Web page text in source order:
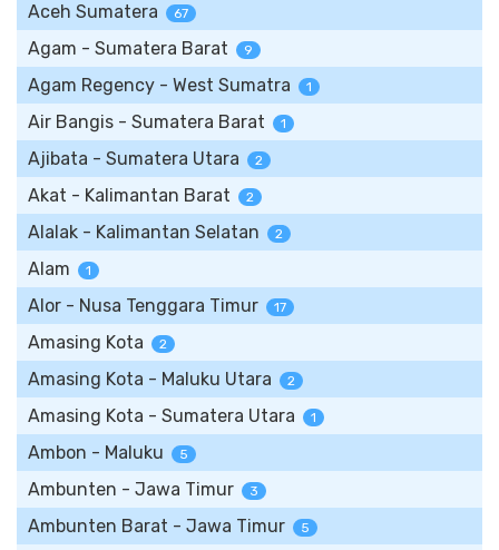
Aceh Sumatera 67
Agam - Sumatera Barat 9
Agam Regency - West Sumatra 1
Air Bangis - Sumatera Barat 1
Ajibata - Sumatera Utara 2
Akat - Kalimantan Barat 2
Alalak - Kalimantan Selatan 2
Alam 1
Alor - Nusa Tenggara Timur 17
Amasing Kota 2
Amasing Kota - Maluku Utara 2
Amasing Kota - Sumatera Utara 1
Ambon - Maluku 5
Ambunten - Jawa Timur 3
Ambunten Barat - Jawa Timur 5